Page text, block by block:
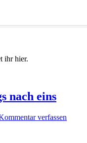
ihr hier.
nach eins
verfassen